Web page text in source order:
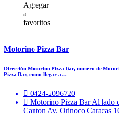
Agregar
a
favoritos
Motorino Pizza Bar
Dirección Motorino Pizza Bar, numero de
Pizza Bar, como llegar a…
0424-2096720
Motorino Pizza Bar Al lado
Canton Av. Orinoco Caracas